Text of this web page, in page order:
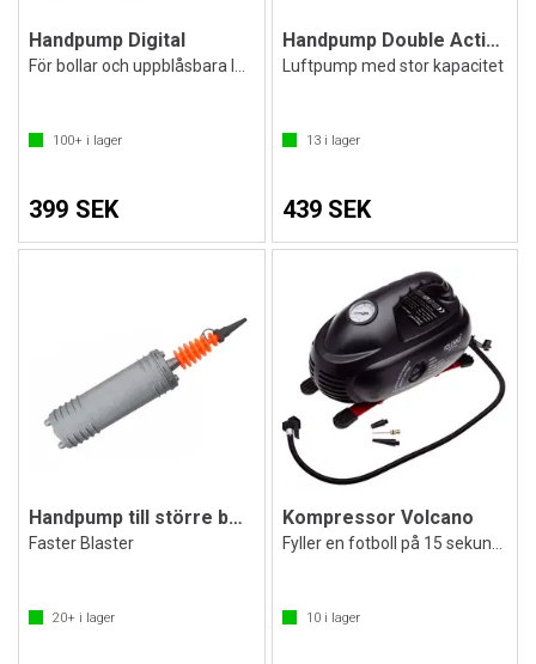
Handpump Digital
100+ i lager
399 SEK
Handpump Double Action
Luftpump med stor kapacitet
13i lager
439 SEK
Handpump till större bollar och lekar
Faster Blaster
20+ i lager
Kompressor Volcano
10i lager